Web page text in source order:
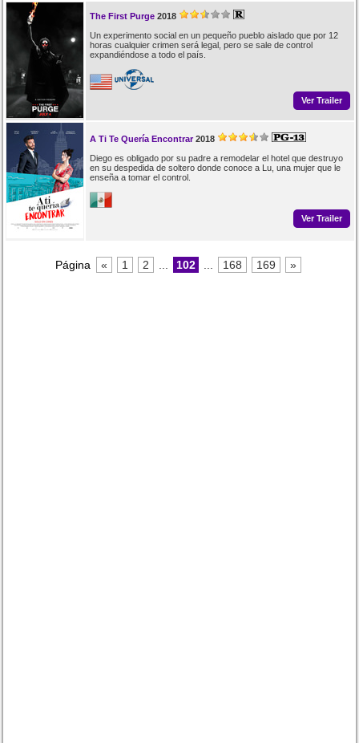
The First Purge 2018
Un experimento social en un pequeño pueblo aislado que por 12
horas cualquier crimen será legal, pero se sale de control
expandiéndose a todo el país.
Ver Trailer
A Ti Te Quería Encontrar 2018
Diego es obligado por su padre a remodelar el hotel que destruyo
en su despedida de soltero donde conoce a Lu, una mujer que le
enseña a tomar el control.
Ver Trailer
Página « 1 2 102 168 169 »